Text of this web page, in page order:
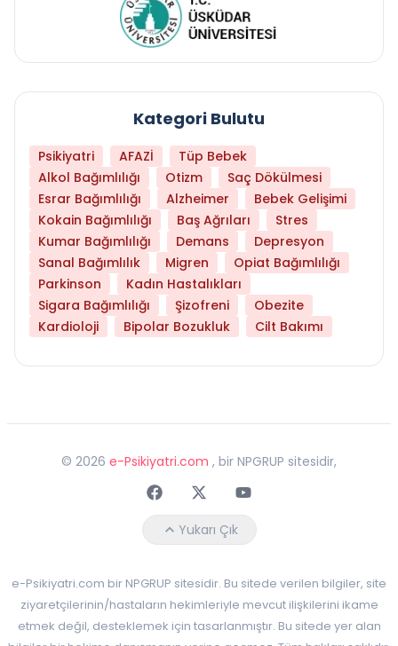
Kategori Bulutu
Psikiyatri AFAZİ
Tüp Bebek
Alkol Bağımlılığı
Otizm
Saç Dökülmesi
Esrar Bağımlılığı
Alzheimer
Bebek Gelişimi
Kokain Bağımlılığı
Baş Ağrıları
Stres
Kumar Bağımlılığı
Demans
Depresyon
Sanal Bağımlılık
Migren
Opiat Bağımlılığı
Parkinson
Kadın Hastalıkları
Sigara Bağımlılığı
Şizofreni
Obezite
Kardioloji
Bipolar Bozukluk Cilt Bakımı
© 2026 e-Psikiyatri.com , bir NPGRUP sitesidir,
FaceebokTwitterYoutube
Yukarı Çık
e-Psikiyatri.com bir NPGRUP sitesidir. Bu sitede verilen bilgiler, site
ziyaretçilerinin/hastaların hekimleriyle mevcut ilişkilerini ikame
etmek değil, desteklemek için tasarlanmıştır. Bu sitede yer alan